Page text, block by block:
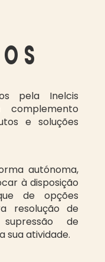
pela Inelcis
e soluções
autónoma,
à disposição
de opções
resolução de
de
sua atividade.